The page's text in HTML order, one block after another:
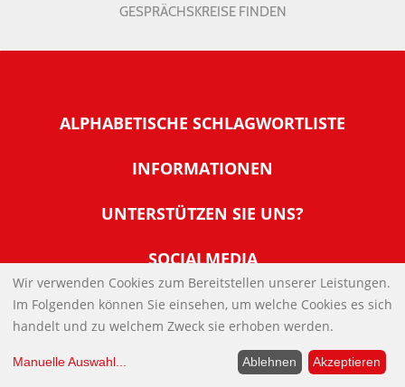
GESPRÄCHSKREISE FINDEN
ALPHABETISCHE SCHLAGWORTLISTE
INFORMATIONEN
Warum NachDenkSeiten
Tipps zur Nutzung der NachDenkSeiten
Banner und E-Mail-Signaturen
Links
UNTERSTÜTZEN SIE UNS?
Allgemeine Spendeninformationen
Werden Sie Fördermitglied
SOCIALMEDIA
IMPRESSUM
DATENSCHUTZERKLÄRUNG
Wir verwenden Cookies zum Bereitstellen unserer Leistungen.
Im Folgenden können Sie einsehen, um welche Cookies es sich
handelt und zu welchem Zweck sie erhoben werden.
Manuelle Auswahl... Ablehnen Akzeptieren